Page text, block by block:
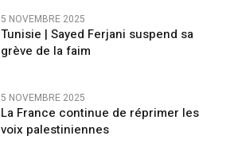
5 NOVEMBRE 2025
Tunisie | Sayed Ferjani suspend sa
grève de la faim
5 NOVEMBRE 2025
La France continue de réprimer les
voix palestiniennes